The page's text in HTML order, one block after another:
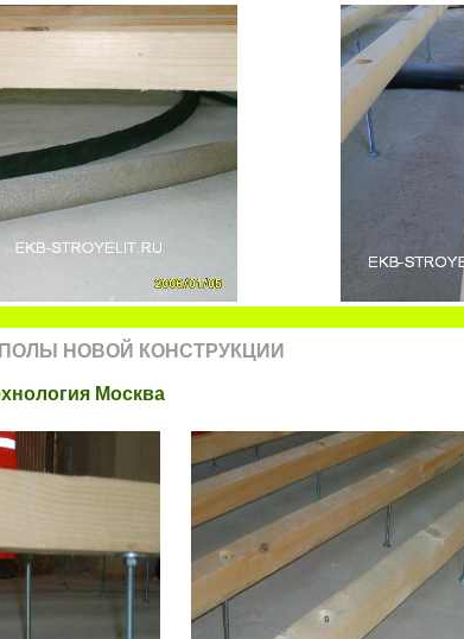
НОВОЙ КОНСТРУКЦИИ
Москва